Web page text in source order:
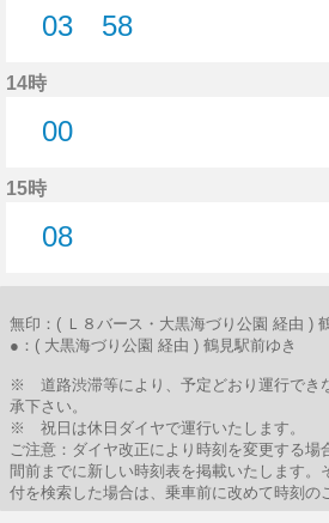
03
58
14時
00
15時
08
無印：( Ｌ８バース・大黒海づり公園 経由 )
●：( 大黒海づり公園 経由 ) 鶴見駅前ゆき
※ 道路渋滞等により、予定どおり運行でき
承下さい。
※ 祝日は休日ダイヤで運行いたします。
ご注意：ダイヤ改正により時刻を変更する場
間前までに新しい時刻表を掲載いたします。
付を検索した場合は、乗車前に改めて時刻の